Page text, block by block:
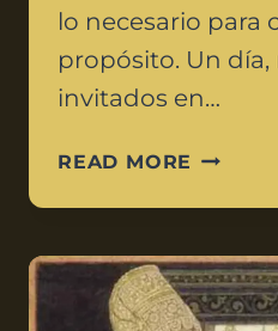
lo necesario para
propósito. Un
invitados en…
READ MORE